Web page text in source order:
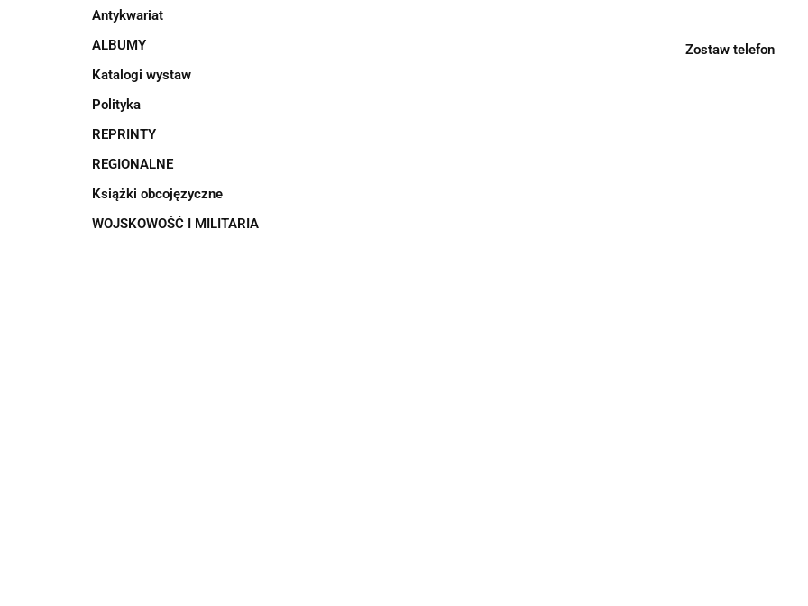
Antykwariat
ALBUMY
Katalogi wystaw
Polityka
REPRINTY
REGIONALNE
Książki obcojęzyczne
WOJSKOWOŚĆ I MILITARIA
Zostaw telefon